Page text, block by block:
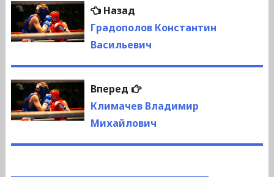
по
НазадПредыдущая
запись:
Градополов Константин
Васильевич
Вперед
Следующая
запись:
Климачев Владимир
Михайлович